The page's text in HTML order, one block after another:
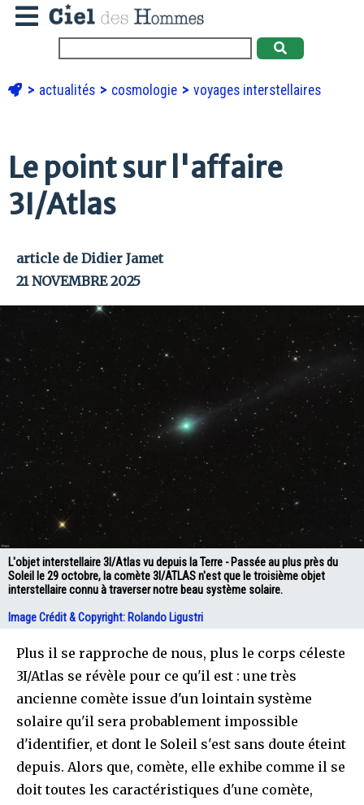
actualités cosmologie voyages interstellaires
Le point sur l'affaire
3I/Atlas
article de Didier Jamet
21 NOVEMBRE 2025
L'objet interstellaire 3I/Atlas vu depuis la Terre - Passée au plus près du
Soleil le 29 octobre, la comète 3I/ATLAS n'est que le troisième objet
interstellaire connu à traverser notre beau système solaire.
Image Crédit & Copyright: Rolando Ligustri
Plus il se rapproche de nous, plus le corps céleste
3I/Atlas se révèle pour ce qu'il est : une très
ancienne comète issue d'un lointain système
solaire qu'il sera probablement impossible
d'identifier, et dont le Soleil s'est sans doute éteint
depuis. Alors que, comète, elle exhibe comme il se
doit toutes les caractéristiques d'une comète,